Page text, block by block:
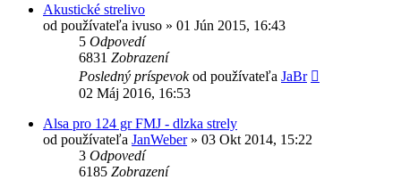
Akustické strelivo
od používateľa ivuso » 01 Jún 2015, 16:43
5 Odpovedí
6831 Zobrazení
Posledný príspevokod používateľa JaBr
02 Máj 2016, 16:53
Alsa pro 124 gr FMJ - dlzka strely
od používateľa JanWeber» 03 Okt 2014, 15:22
3 Odpovedí
6185 Zobrazení